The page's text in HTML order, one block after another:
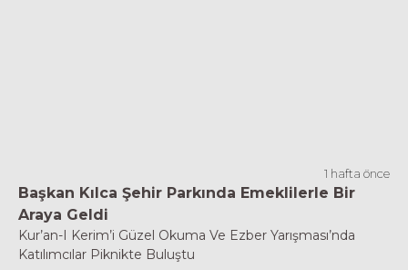
1 hafta önce
Başkan Kılca Şehir Parkında Emeklilerle Bir
Araya Geldi
Kur’an-I Kerim’i Güzel Okuma Ve Ezber Yarışması’nda
Katılımcılar Piknikte Buluştu